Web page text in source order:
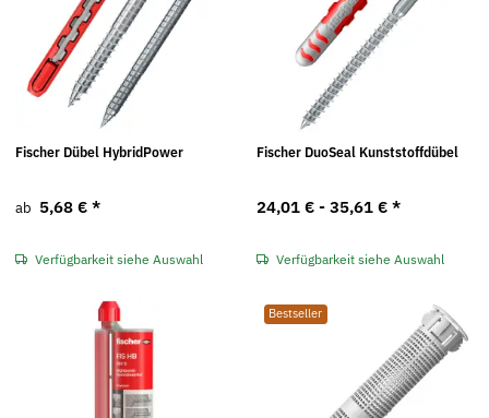
Fischer Dübel HybridPower
ab 5,68 € *
Verfügbarkeit siehe Auswahl
Fischer DuoSeal Kunststoffdübel
24,01 € - 35,61 € *
Verfügbarkeit siehe Auswahl
Bestseller